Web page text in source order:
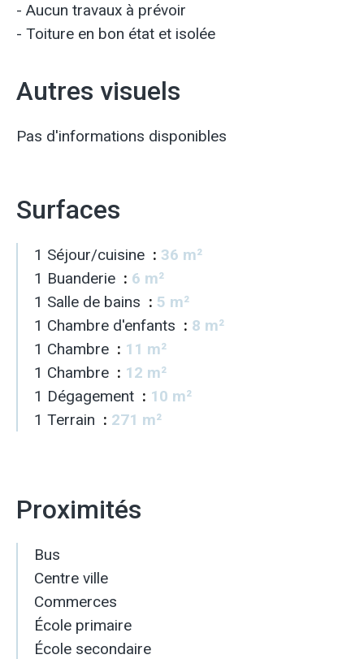
- Aucun travaux à prévoir
- Toiture en bon état et isolée
Autres visuels
Pas d'informations disponibles
Surfaces
1 Séjour/cuisine
36 m²
1 Buanderie
6 m²
1 Salle de bains
5 m²
1 Chambre d'enfants
8 m²
1 Chambre
11 m²
1 Chambre
12 m²
1 Dégagement
10 m²
1 Terrain
271 m²
Proximités
Bus
Centre ville
Commerces
École primaire
École secondaire